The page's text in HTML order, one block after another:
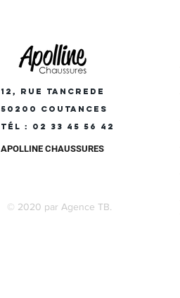
© 2020 par Agence TB.
12, RUE TANCREDE
50200 COUTANCES
Tél : 02 33 45 56 42
APOLLINE CHAUSSURES